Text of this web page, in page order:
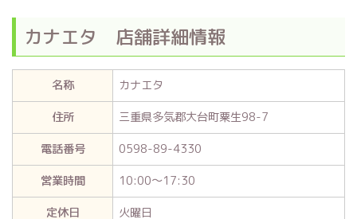
カナエタ 店舗詳細情報
名称
カナエタ
住所
三重県多気郡大台町粟生98-7
電話番号
0598-89-4330
営業時間
10:00～17:30
定休日
火曜日